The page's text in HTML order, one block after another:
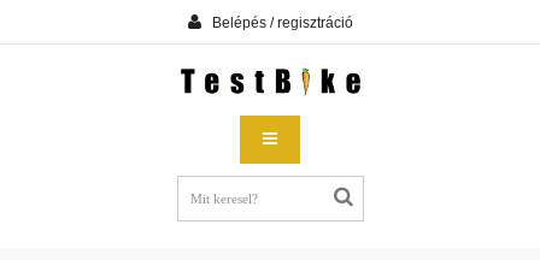
Belépés / regisztráció